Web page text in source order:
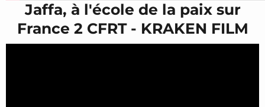
Jaffa, à l'école de la paix sur
France 2 CFRT - KRAKEN FILM